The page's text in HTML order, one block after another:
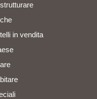
in vendita